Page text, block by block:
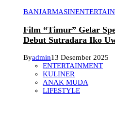
BANJARMASIN
Film “Timur” Gelar
Debut Sutradara Iko
Byadmin13 Desember 2025
ENTERTAINMENT
KULINER
ANAK MUDA
LIFESTYLE